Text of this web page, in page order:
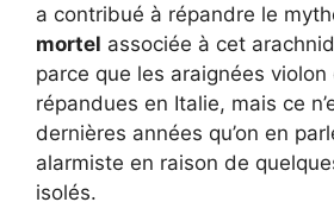
a contribué à répandre le
mortel associée à cet
parce que les araignées
répandues en Italie, mais ce
dernières années qu’on en
alarmiste en raison de
isolés.